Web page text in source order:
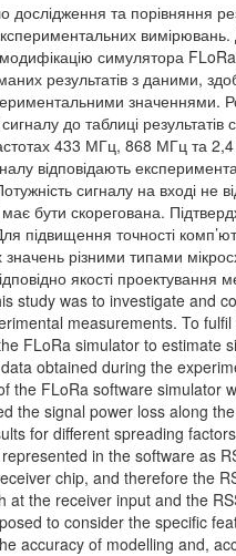
дослідження та порівняння
симулятора
результатів з даними,
значеннями.
сигналу до таблиці
433 МГц, 868 МГц та 2,4
відповідають
сигналу на вході не
бути скорегована.
підвищення точності
різними типами
якості проектування
study was to investigate and
measurements. To
FLoRa simulator to estimate
obtained during the
the FLoRa software simulator
the signal power loss along
for different spreading
in the software as
chip, and therefore the
at the receiver input and the
to consider the specific
accuracy of modelling and,